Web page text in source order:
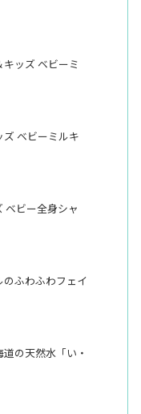
ッズ ベビーミ
ベビーミルキ
ベビー全身シャ
ふわふわフェイ
の天然水「い・